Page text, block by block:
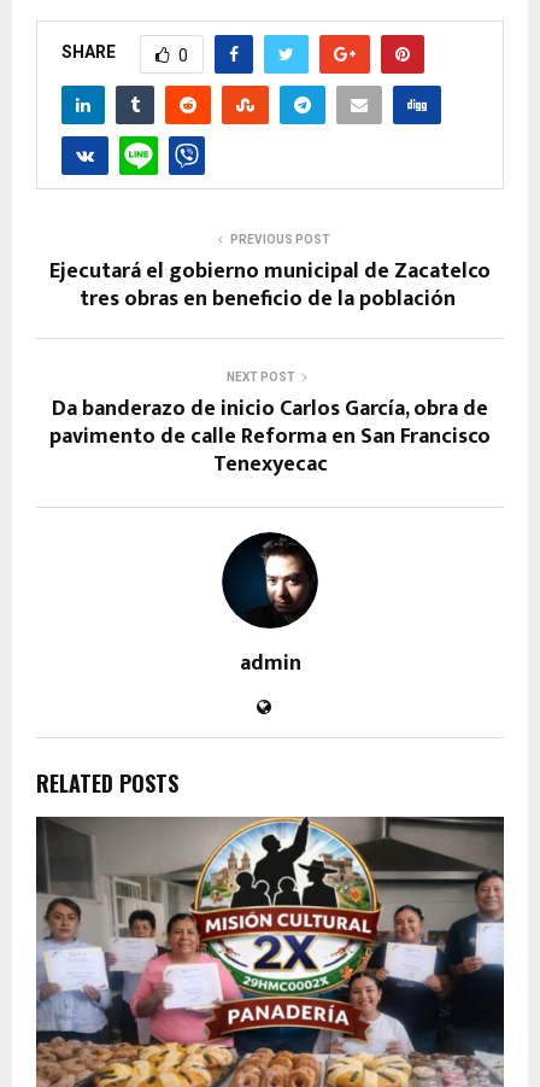
SHARE 0
PREVIOUS POST
Ejecutará el gobierno municipal de Zacatelco
tres obras en beneficio de la población
NEXT POST
Da banderazo de inicio Carlos García, obra de
pavimento de calle Reforma en San Francisco
Tenexyecac
admin
RELATED POSTS